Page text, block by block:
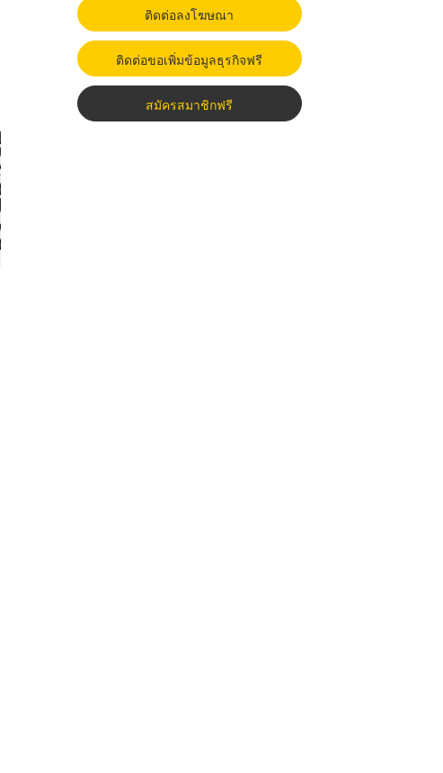
ติดต่อลงโฆษณา
ติดต่อขอเพิ่มข้อมูลธุรกิจฟรี
สมัครสมาชิกฟรี